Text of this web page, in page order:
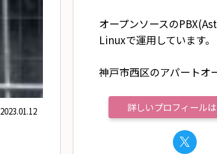
2023.01.12
オープンソースの
Linuxで運用しています。
神戸市西区のアパートオ
詳しいプロフィール